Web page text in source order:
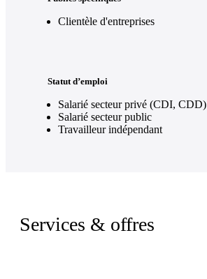
Clientèle d'entreprises
Statut d’emploi
Salarié secteur privé (CDI, CDD)
Salarié secteur public
Travailleur indépendant
Services & offres